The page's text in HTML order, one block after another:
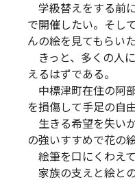
学級替えをする前
で開催したい。そし
んの絵を見てもらいた
きっと、多くの人
えるはずである。
中標津町在住の阿
を損傷して手足の自
生きる希望を失い
の強いすすめで花の
絵筆を口にくわえ
家族の支えと絵と